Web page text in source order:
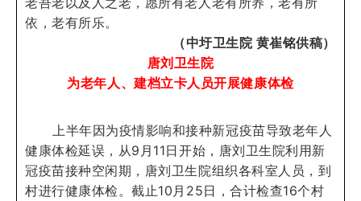
依，老有所乐。
（中圩卫生院 黄崔铭供稿）
唐刘卫生院
为老年人、建档立卡人员开展健康体检
上半年因为疫情影响和接种新冠疫苗导致老年人
健康体检延误，从9月11日开始，唐刘卫生院利用新
冠疫苗接种空闲期，唐刘卫生院组织各科室人员，到
村进行健康体检。截止10月25日，合计检查16个村